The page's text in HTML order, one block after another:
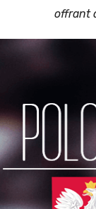
offrant